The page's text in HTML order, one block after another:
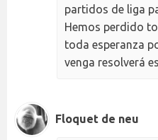
partidos de liga
Hemos perdido
toda esperanza
venga resolverá
Floquet de neu